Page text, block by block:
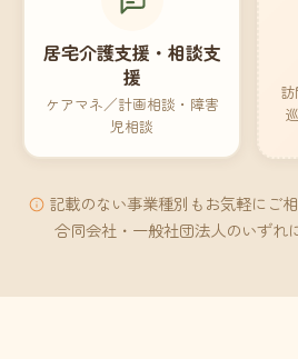
居宅介護支援・相談支
援
ケアマネ／計画相談・障害
児相談
記載のない事業種別もお気軽にご
合同会社・一般社団法人のいずれ